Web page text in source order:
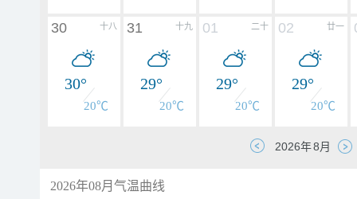
十八
30
30°
20℃
十九
31
29°
20℃
二十
01
29°
20℃
廿一
02
29°
20℃
2026年08月气温曲线